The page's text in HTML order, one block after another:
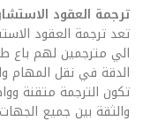
ترجمة العقود
تعد ترجمة العقود
الي مترجمين لهم باع
الدقة في نقل المهام
تكون الترجمة متقنة
والثقة بين جميع